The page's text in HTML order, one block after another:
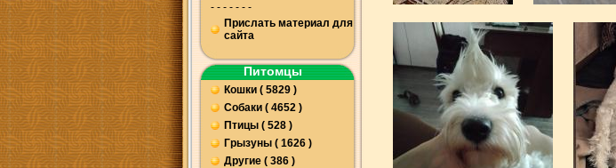
- - - - - - -
Прислать материал для
сайта
Питомцы
Кошки ( 5829 )
Собаки ( 4652 )
Птицы ( 528 )
Грызуны ( 1626 )
Другие ( 386 )